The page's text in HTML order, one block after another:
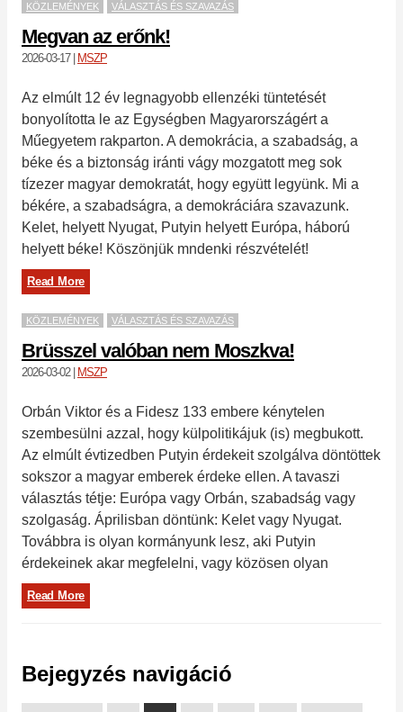
KÖZLEMÉNYEK VÁLASZTÁS ÉS SZAVAZÁS
Megvan az erőnk!
2026-03-17| MSZP
Az elmúlt 12 év legnagyobb ellenzéki tüntetését
bonyolította le az Egységben Magyarországért a
Műegyetem rakparton. A demokrácia, a szabadság, a
béke és a biztonság iránti vágy mozgatott meg sok
tízezer magyar demokratát, hogy együtt legyünk. Mi a
békére, a szabadságra, a demokráciára szavazunk.
Kelet, helyett Nyugat, Putyin helyett Európa, háború
helyett béke! Köszönjük mndenki részvételét!
Read More
KÖZLEMÉNYEK VÁLASZTÁS ÉS SZAVAZÁS
Brüsszel valóban nem Moszkva!
2026-03-02| MSZP
Orbán Viktor és a Fidesz 133 embere kénytelen
szembesülni azzal, hogy külpolitikájuk (is) megbukott.
Az elmúlt évtizedben Putyin érdekeit szolgálva döntöttek
sokszor a magyar emberek érdeke ellen. A tavaszi
választás tétje: Európa vagy Orbán, szabadság vagy
szolgaság. Áprilisban döntünk: Kelet vagy Nyugat.
Továbbra is olyan kormányunk lesz, aki Putyin
érdekeinek akar megfelelni, vagy közösen olyan
Read More
Bejegyzés navigáció